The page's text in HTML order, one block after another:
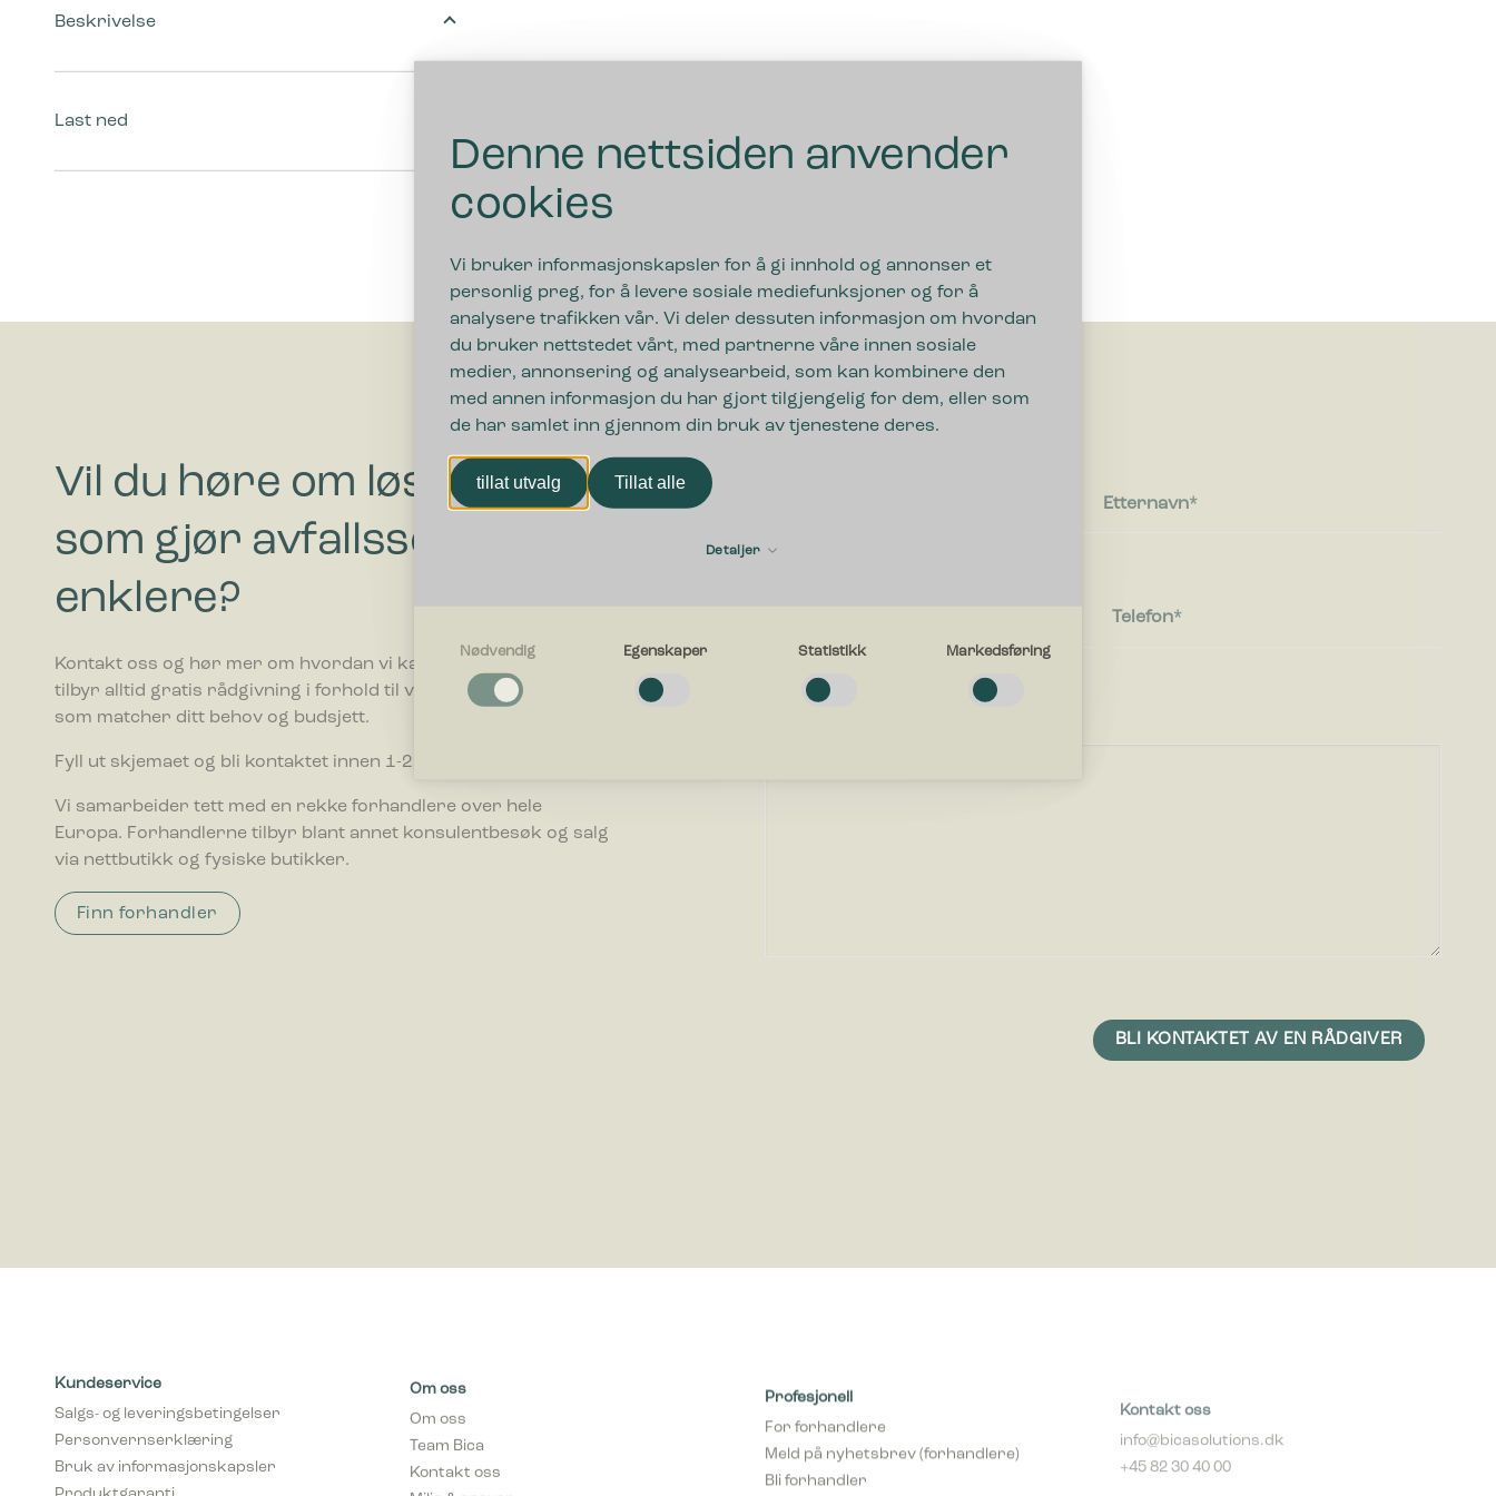
Denne nettsiden anvender
cookies
Vi bruker informasjonskapsler for å gi innhold og annonser et
personlig preg, for å levere sosiale mediefunksjoner og for å
analysere trafikken vår. Vi deler dessuten informasjon om hvordan
du bruker nettstedet vårt, med partnerne våre innen sosiale
medier, annonsering og analysearbeid, som kan kombinere den
med annen informasjon du har gjort tilgjengelig for dem, eller som
de har samlet inn gjennom din bruk av tjenestene deres.
tillat utvalg Tillat alle
Detaljer
Nødvendig
Nødvendige cookies bidra til å gjøre en nettside brukbart ved at grunnleggende funksjoner
Egenskaper
oppfører seg eller ser ut, ting som ditt foretrukne språk eller den regionen du befinner deg i.
Nødvendig Egenskaper Statistikk Markedsføring
Beskrivelse
Last ned
Vil du høre om løsninger
som gjør avfallssortering
enklere?
Kontakt oss og hør mer om hvordan vi kan hjelpe din bedrift. Vi
tilbyr alltid gratis rådgivning i forhold til valg av avfallsløsning
som matcher ditt behov og budsjett.
Fyll ut skjemaet og bli kontaktet innen 1-2 ukedager.
Vi samarbeider tett med en rekke forhandlere over hele
Europa. Forhandlerne tilbyr blant annet konsulentbesøk og salg
via nettbutikk og fysiske butikker.
Finn forhandler
Etternavn
Telefon
Kundeservice
Salgs- og leveringsbetingelser
Personvernserklæring
Bruk av informasjonskapsler
Produktgaranti
Om oss
Om oss
Team Bica
Kontakt oss
Miljø & ansvar
Bli forhandler
info@bicasolutions.dk
+45 82 30 40 00